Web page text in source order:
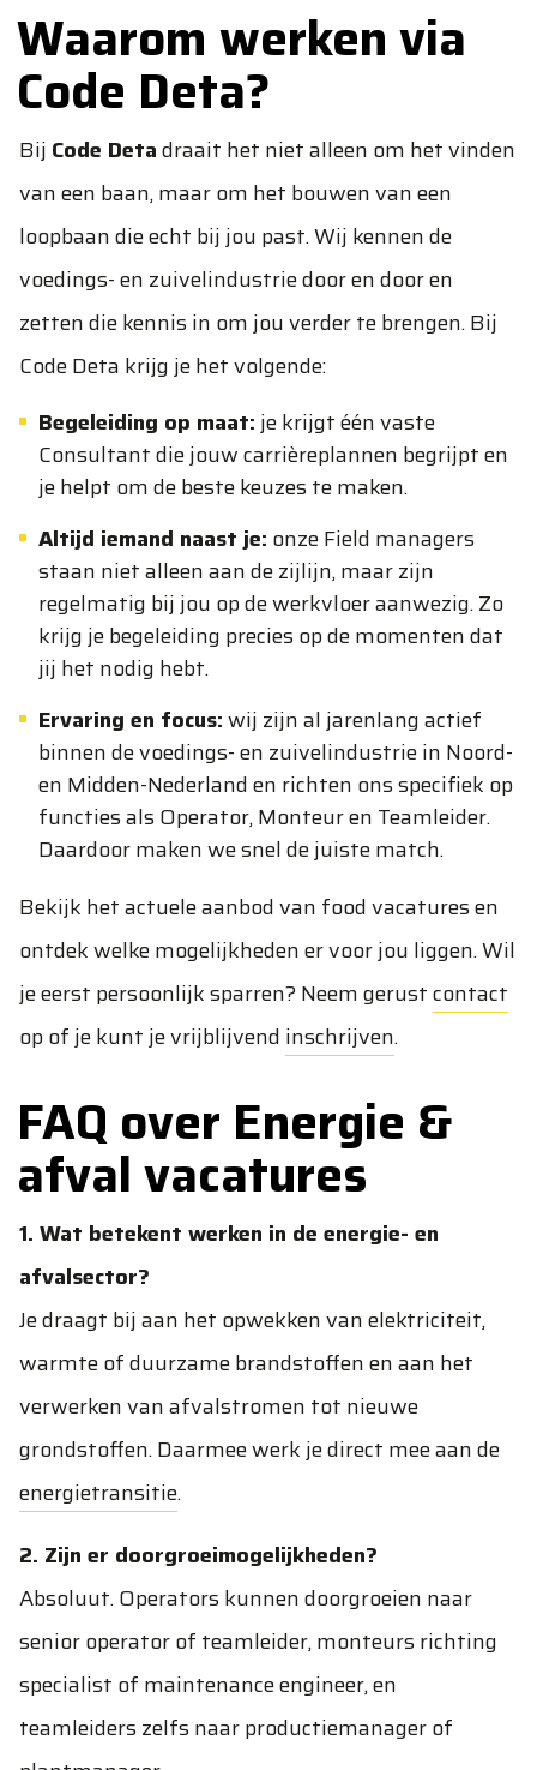
Waarom werken via
Code Deta?
Bij Code Detadraait het niet alleen om het vinden
van een baan, maar om het bouwen van een
loopbaan die echt bij jou past. Wij kennen de
voedings- en zuivelindustrie door en door en
zetten die kennis in om jou verder te brengen. Bij
Code Deta krijg je het volgende:
Begeleiding op maat:je krijgt één vaste
Consultant die jouw carrièreplannen begrijpt en
je helpt om de beste keuzes te maken.
Altijd iemand naast je: onze Field managers
staan niet alleen aan de zijlijn, maar zijn
regelmatig bij jou op de werkvloer aanwezig. Zo
krijg je begeleiding precies op de momenten dat
jij het nodig hebt.
Ervaring en focus:wij zijn al jarenlang actief
binnen de voedings- en zuivelindustrie in Noord-
en Midden-Nederland en richten ons specifiek op
functies als Operator, Monteur en Teamleider.
Daardoor maken we snel de juiste match.
Bekijk het actuele aanbod van food vacatures en
ontdek welke mogelijkheden er voor jou liggen. Wil
je eerst persoonlijk sparren? Neem gerustcontact
op of je kunt je vrijblijvend inschrijven.
FAQ over Energie &
afval vacatures
1. Wat betekent werken in de energie- en
afvalsector?
Je draagt bij aan het opwekken van elektriciteit,
warmte of duurzame brandstoffen en aan het
verwerken van afvalstromen tot nieuwe
grondstoffen. Daarmee werk je direct mee aan de
energietransitie.
2. Zijn er doorgroeimogelijkheden?
Absoluut. Operators kunnen doorgroeien naar
senior operator of teamleider, monteurs richting
specialist of maintenance engineer, en
teamleiders zelfs naar productiemanager of